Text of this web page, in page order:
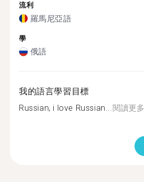
流利
羅馬尼亞語
學
俄語
我的語言學習目標
Russian, i love Russian...閱讀更多